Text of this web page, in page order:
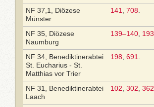
NF 37,1, Diözese
Münster
141 708
NF 35, Diözese
Naumburg
139–140 193
NF 34, Benediktinerabtei
St. Eucharius - St.
Matthias vor Trier
198 691
NF 31, Benediktinerabtei
Laach
102 302 362